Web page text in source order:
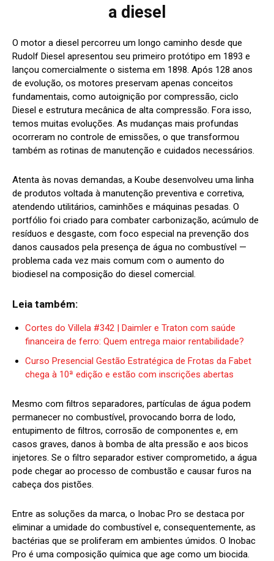
a diesel
O motor a diesel percorreu um longo caminho desde que
Rudolf Diesel apresentou seu primeiro protótipo em 1893 e
lançou comercialmente o sistema em 1898. Após 128 anos
de evolução, os motores preservam apenas conceitos
fundamentais, como autoignição por compressão, ciclo
Diesel e estrutura mecânica de alta compressão. Fora isso,
temos muitas evoluções. As mudanças mais profundas
ocorreram no controle de emissões, o que transformou
também as rotinas de manutenção e cuidados necessários.
Atenta às novas demandas, a Koube desenvolveu uma linha
de produtos voltada à manutenção preventiva e corretiva,
atendendo utilitários, caminhões e máquinas pesadas. O
portfólio foi criado para combater carbonização, acúmulo de
resíduos e desgaste, com foco especial na prevenção dos
danos causados pela presença de água no combustível —
problema cada vez mais comum com o aumento do
biodiesel na composição do diesel comercial.
Leia também:
Cortes do Villela #342 | Daimler e Traton com saúde
financeira de ferro: Quem entrega maior rentabilidade?
Curso Presencial Gestão Estratégica de Frotas da Fabet
chega à 10ª edição e estão com inscrições abertas
Mesmo com filtros separadores, partículas de água podem
permanecer no combustível, provocando borra de lodo,
entupimento de filtros, corrosão de componentes e, em
casos graves, danos à bomba de alta pressão e aos bicos
injetores. Se o filtro separador estiver comprometido, a água
pode chegar ao processo de combustão e causar furos na
cabeça dos pistões.
Entre as soluções da marca, o Inobac Pro se destaca por
eliminar a umidade do combustível e, consequentemente, as
bactérias que se proliferam em ambientes úmidos. O Inobac
Pro é uma composição química que age como um biocida.